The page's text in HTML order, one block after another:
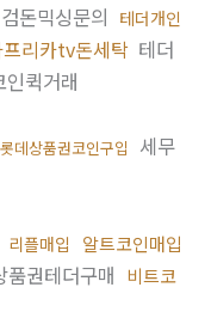
검돈믹싱문의 테더개인
프리카tv돈세탁 테더
인퀵거래
롯데상품권코인구입
세무
리플매입 알트코인매입
품권테더구매 비트코